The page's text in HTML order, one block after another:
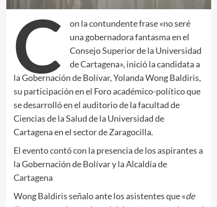
C
on la contundente frase «no seré
una gobernadora fantasma en el
Consejo Superior de la Universidad
de Cartagena», inició la candidata a
la Gobernación de Bolívar, Yolanda Wong Baldiris,
su participación en el Foro académico-político que
se desarrolló en el auditorio de la facultad de
Ciencias de la Salud de la Universidad de
Cartagena en el sector de Zaragocilla.
El evento contó con la presencia de los aspirantes a
la Gobernación de Bolívar y la Alcaldía de
Cartagena
Wong Baldiris señalo ante los asistentes que «de